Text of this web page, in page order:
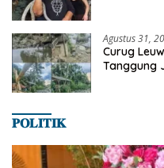
Agustus 31,
Curug
Tanggung
𝐏𝐎𝐋𝐈𝐓𝐈𝐊